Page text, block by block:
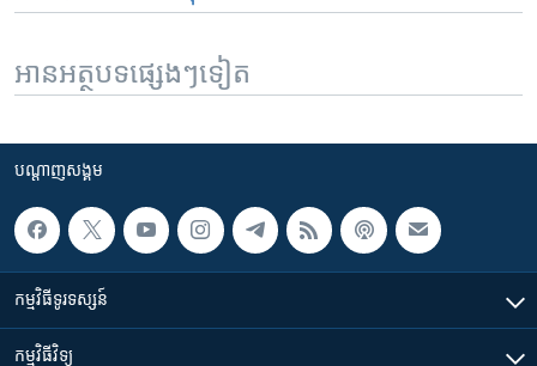
អានអត្ថបទផ្សេងៗទៀត
បណ្តាញ​សង្គម
កម្មវិធី​ទូរទស្សន៍
កម្មវិធី​វិទ្យុ